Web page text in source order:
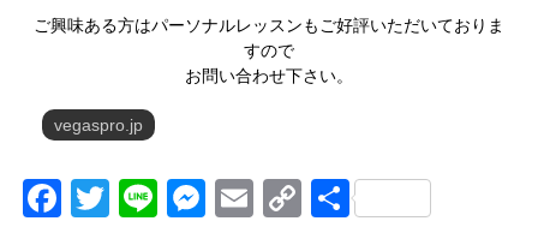
ご興味ある方はパーソナルレッスンもご好評いただいておりま
すので
お問い合わせ下さい。
vegaspro.jp
Facebook
Twitter
LineMessenger
EmailCopy
共